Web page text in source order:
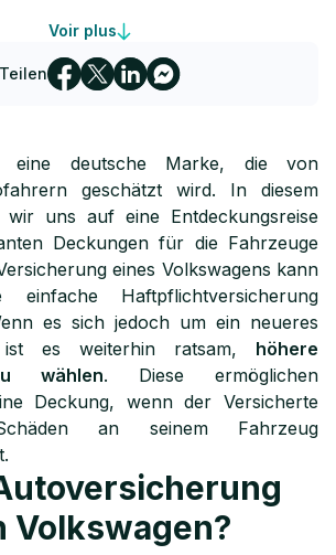
nach Marken
Voir plus
Teilen
eine deutsche Marke, die von
geschätzt wird. In diesem
wir uns auf eine Entdeckungsreise
Deckungen für die Fahrzeuge
eines Volkswagens kann
Haftpflichtversicherung
es sich jedoch um ein neueres
es weiterhin ratsam, höhere
wählen. Diese ermöglichen
Deckung, wenn der Versicherte
an seinem Fahrzeug
Volkswagen?